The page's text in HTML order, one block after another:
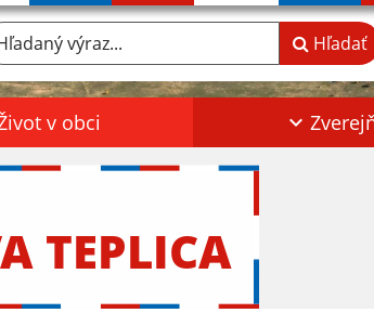
výraz... Hľadať
v obci
TEPLICA